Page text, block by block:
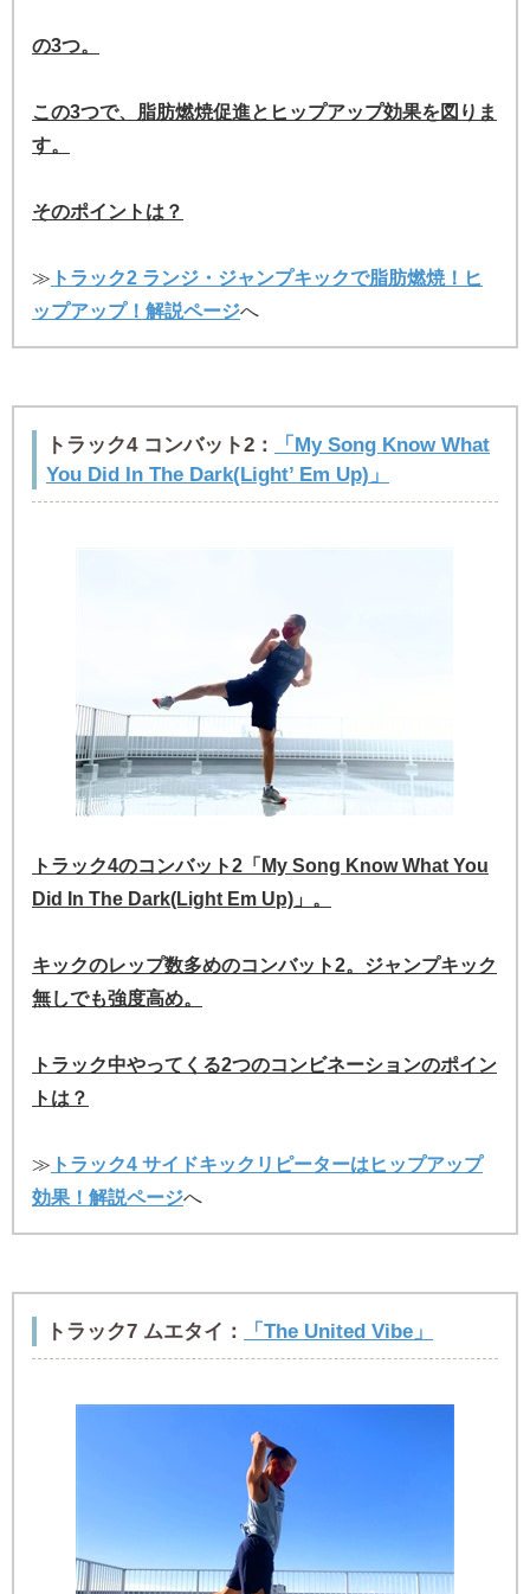
の3つ。
この3つで、脂肪燃焼促進とヒップアップ効果を図りま
す。
そのポイントは？
≫ トラック2 ランジ・ジャンプキックで脂肪燃焼！ヒ
ップアップ！解説ページへ
トラック4 コンバット2：
「My Song Know What
You Did In The Dark(Light’ Em Up)」
トラック4のコンバット2「My Song Know What You
Did In The Dark(Light Em Up)」。
キックのレップ数多めのコンバット2。ジャンプキック
無しでも強度高め。
トラック中やってくる2つのコンビネーションのポイン
トは？
≫ トラック4 サイドキックリピーターはヒップアップ
効果！解説ページへ
トラック7 ムエタイ： 「The United Vibe」